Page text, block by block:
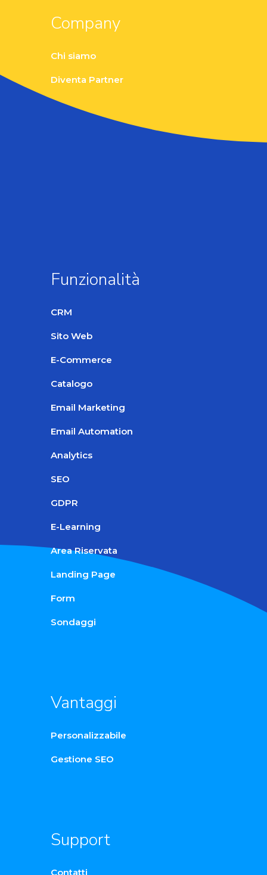
Company
Chi siamo
Diventa Partner
Funzionalità
CRM
Sito Web
E-Commerce
Catalogo
Email Marketing
Email Automation
Analytics
SEO
GDPR
E-Learning
Area Riservata
Landing Page
Form
Sondaggi
Vantaggi
Personalizzabile
Gestione SEO
Support
Contatti